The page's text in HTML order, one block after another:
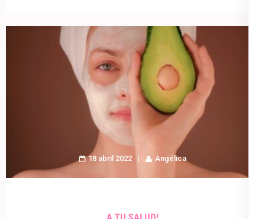
18 abril 2022 Angélica